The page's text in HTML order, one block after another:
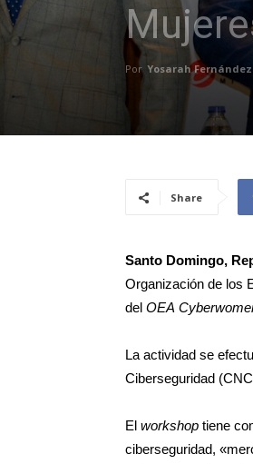
Por Yosarah Fernández
Share
Santo Domingo,
Organización de los
del OEA
La actividad se
Ciberseguridad
El workshop tiene
ciberseguridad,